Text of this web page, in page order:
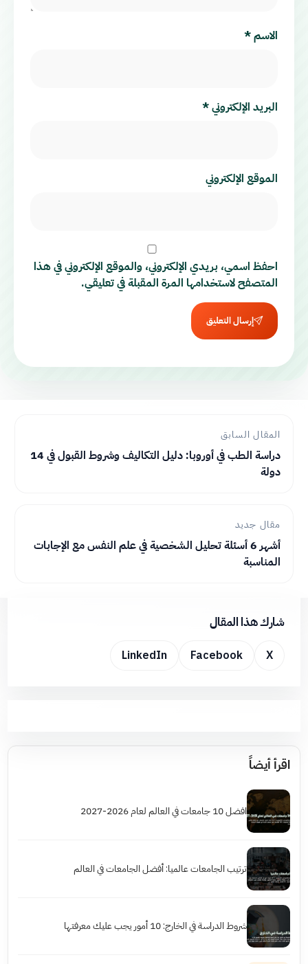
الاسم*
البريد الإلكتروني*
الموقع الإلكتروني
احفظ اسمي، بريدي الإلكتروني، والموقع الإلكتروني في هذا
المتصفح لاستخدامها المرة المقبلة في تعليقي.
إرسال التعليق
المقال السابق
دراسة الطب في أوروبا: دليل التكاليف وشروط القبول في 14
دولة
مقال جديد
أشهر 6 أسئلة تحليل الشخصية في علم النفس مع الإجابات
المناسبة
شارك هذا المقال
X
Facebook
LinkedIn
اقرأ أيضاً
افضل 10 جامعات في العالم لعام 2026-2027
ترتيب الجامعات عالميا: أفضل الجامعات في العالم
شروط الدراسة في الخارج: 10 أمور يجب عليك معرفتها